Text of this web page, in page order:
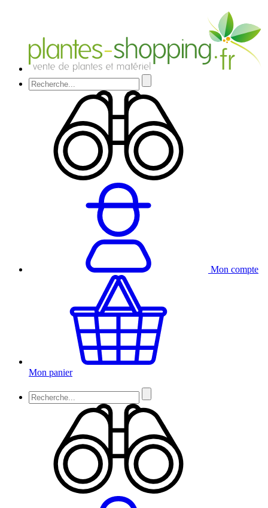
Mon compte
Mon panier